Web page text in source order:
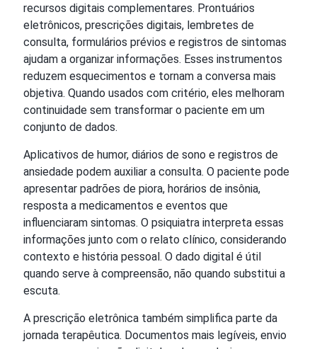
recursos digitais complementares. Prontuários
eletrônicos, prescrições digitais, lembretes de
consulta, formulários prévios e registros de sintomas
ajudam a organizar informações. Esses instrumentos
reduzem esquecimentos e tornam a conversa mais
objetiva. Quando usados com critério, eles melhoram
continuidade sem transformar o paciente em um
conjunto de dados.
Aplicativos de humor, diários de sono e registros de
ansiedade podem auxiliar a consulta. O paciente pode
apresentar padrões de piora, horários de insônia,
resposta a medicamentos e eventos que
influenciaram sintomas. O psiquiatra interpreta essas
informações junto com o relato clínico, considerando
contexto e história pessoal. O dado digital é útil
quando serve à compreensão, não quando substitui a
escuta.
A prescrição eletrônica também simplifica parte da
jornada terapêutica. Documentos mais legíveis, envio